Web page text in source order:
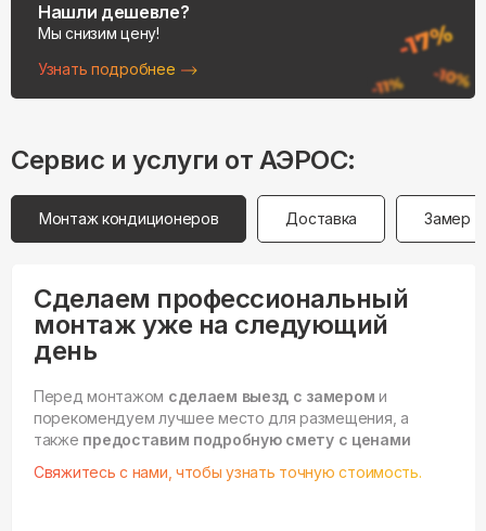
Нашли дешевле?
Мы снизим цену!
Узнать подробнее
Сервис и услуги от АЭРОС:
Монтаж кондиционеров Доставка Замер
Сделаем профессиональный
монтаж уже на следующий
день
Перед монтажом сделаем выезд с замером и
порекомендуем лучшее место для размещения, а
также предоставим подробную смету с ценами
Свяжитесь с нами, чтобы узнать точную стоимость.